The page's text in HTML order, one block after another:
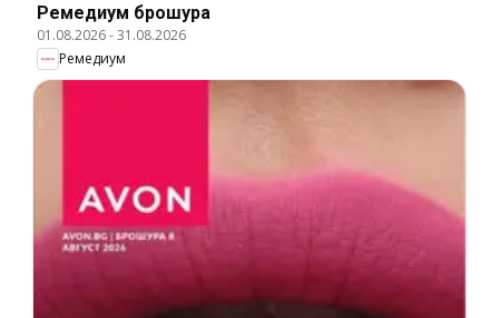
Ремедиум брошура
01.08.2026-31.08.2026
Ремедиум